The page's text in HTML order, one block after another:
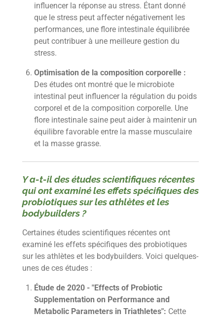
influencer la réponse au stress. Étant donné
que le stress peut affecter négativement les
performances, une flore intestinale équilibrée
peut contribuer à une meilleure gestion du
stress.
Optimisation de la composition corporelle :
Des études ont montré que le microbiote
intestinal peut influencer la régulation du poids
corporel et de la composition corporelle. Une
flore intestinale saine peut aider à maintenir un
équilibre favorable entre la masse musculaire
et la masse grasse.
Y a-t-il des études scientifiques récentes
qui ont examiné les effets spécifiques des
probiotiques sur les athlètes et les
bodybuilders ?
Certaines études scientifiques récentes ont
examiné les effets spécifiques des probiotiques
sur les athlètes et les bodybuilders. Voici quelques-
unes de ces études :
Étude de 2020 - "Effects of Probiotic
Supplementation on Performance and
Metabolic Parameters in Triathletes": Cette